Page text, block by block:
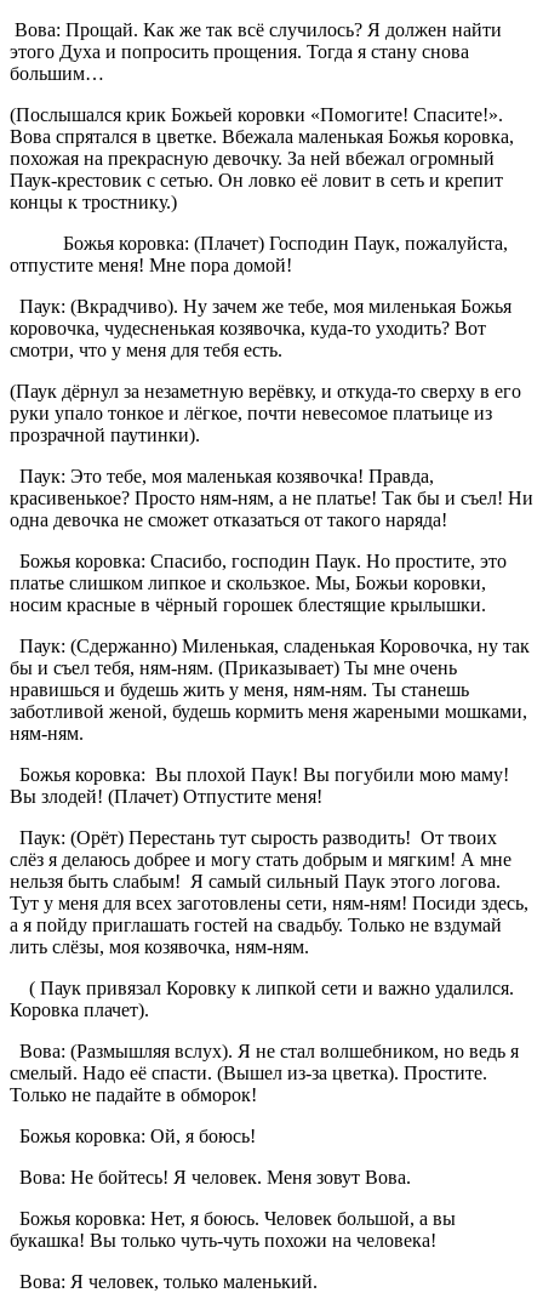
Вова: Прощай. Как же так всё случилось? Я должен найти
этого Духа и попросить прощения. Тогда я стану снова
большим…
(Послышался крик Божьей коровки «Помогите! Спасите!».
Вова спрятался в цветке. Вбежала маленькая Божья коровка,
похожая на прекрасную девочку. За ней вбежал огромный
Паук-крестовик с сетью. Он ловко её ловит в сеть и крепит
концы к тростнику.)
Божья коровка: (Плачет) Господин Паук, пожалуйста,
отпустите меня! Мне пора домой!
Паук: (Вкрадчиво). Ну зачем же тебе, моя миленькая Божья
коровочка, чудесненькая козявочка, куда-то уходить? Вот
смотри, что у меня для тебя есть.
(Паук дёрнул за незаметную верёвку, и откуда-то сверху в его
руки упало тонкое и лёгкое, почти невесомое платьице из
прозрачной паутинки).
Паук: Это тебе, моя маленькая козявочка! Правда,
красивенькое? Просто ням-ням, а не платье! Так бы и съел! Ни
одна девочка не сможет отказаться от такого наряда!
Божья коровка: Спасибо, господин Паук. Но простите, это
платье слишком липкое и скользкое. Мы, Божьи коровки,
носим красные в чёрный горошек блестящие крылышки.
Паук: (Сдержанно) Миленькая, сладенькая Коровочка, ну так
бы и съел тебя, ням-ням. (Приказывает) Ты мне очень
нравишься и будешь жить у меня, ням-ням. Ты станешь
заботливой женой, будешь кормить меня жареными мошками,
ням-ням.
Божья коровка: Вы плохой Паук! Вы погубили мою маму!
Вы злодей! (Плачет) Отпустите меня!
Паук: (Орёт) Перестань тут сырость разводить! От твоих
слёз я делаюсь добрее и могу стать добрым и мягким! А мне
нельзя быть слабым! Я самый сильный Паук этого логова.
Тут у меня для всех заготовлены сети, ням-ням! Посиди здесь,
а я пойду приглашать гостей на свадьбу. Только не вздумай
лить слёзы, моя козявочка, ням-ням.
( Паук привязал Коровку к липкой сети и важно удалился.
Коровка плачет).
Вова: (Размышляя вслух). Я не стал волшебником, но ведь я
смелый. Надо её спасти. (Вышел из-за цветка). Простите.
Только не падайте в обморок!
Божья коровка: Ой, я боюсь!
Вова: Не бойтесь! Я человек. Меня зовут Вова.
Божья коровка: Нет, я боюсь. Человек большой, а вы
букашка! Вы только чуть-чуть похожи на человека!
Вова: Я человек, только маленький.